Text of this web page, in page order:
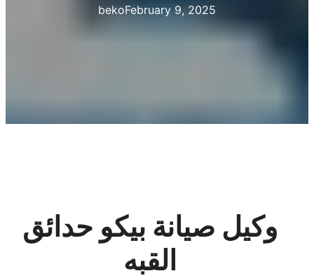
bekoFebruary 9, 2025
وكيل صيانة بيكو حدائق
القبه